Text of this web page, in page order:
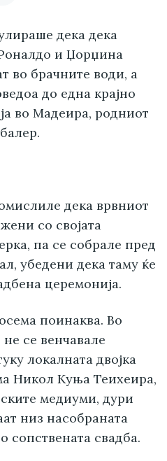
дека дека
и Џорџина
во брачните води, а
до една крајно
во Мадеира, родниот
дека врвниот
со својата
па се собрале пред
убедени дека таму ќе
церемонија.
поинаква. Во
се венчавале
локалната двојка
Никол Куња Теиxeира,
медиуми, дури
низ насобраната
сопствената свадба.